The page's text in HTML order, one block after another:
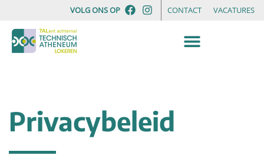
VOLG ONS OP CONTACT VACATURES
Privacybeleid